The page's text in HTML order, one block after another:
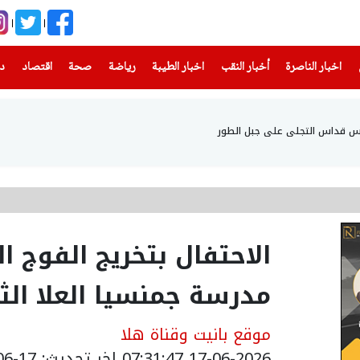
اخبار الناصرة
(current) أخبار النقب اخبار الطيبة(current) رياضة
(current) صحة(current) اقتصاد
قداس التجلي على جبل الطور
الاحتفال بتخريج
مدرسة جمنسيا العلا
موقع بانيت وقناة هلا